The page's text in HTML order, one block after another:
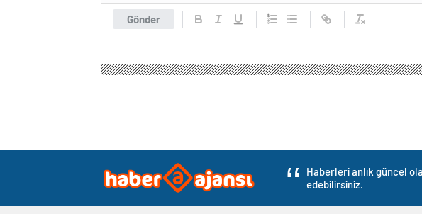
Gönder
Haberleri anlık güncel
edebilirsiniz.